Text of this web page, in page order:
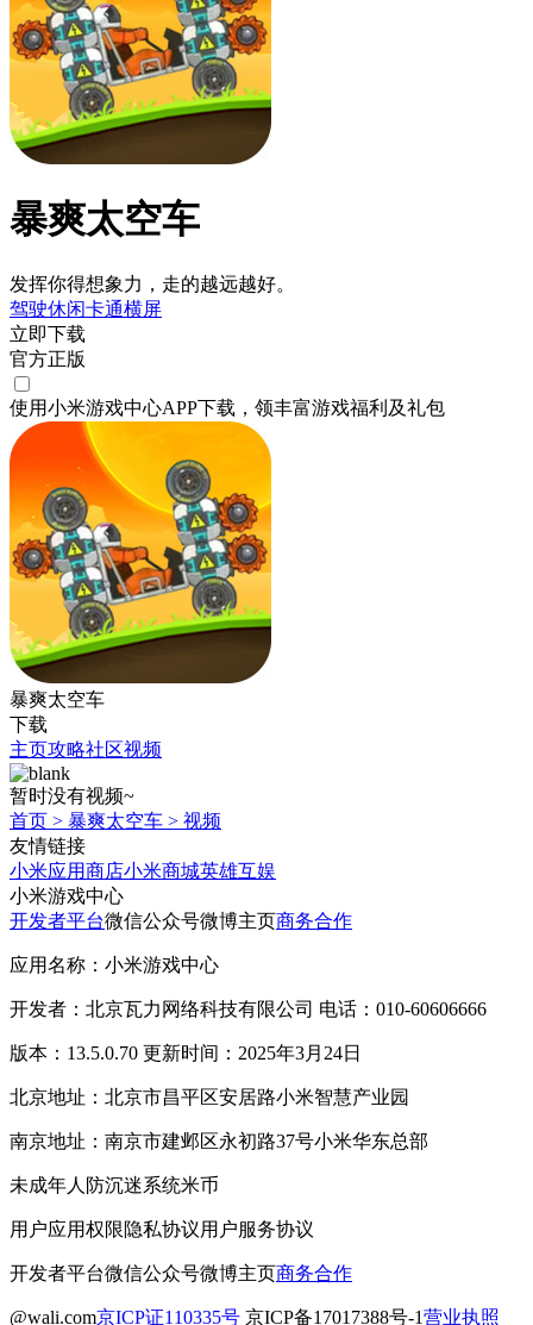
暴爽太空车
发挥你得想象力，走的越远越好。
驾驶休闲卡通横屏
立即下载
官方正版
使用小米游戏中心APP下载 ，领丰富游戏福利 及礼包
暴爽太空车
下载
主页攻略社区视频
暂时没有视频~
首页 > 暴爽太空车 > 视频
友情链接
小米应用商店小米商城英雄互娱
小米游戏中心
开发者平台微信公众号微博主页商务合作
应用名称：小米游戏中心
开发者：北京瓦力网络科技有限公司 电话：010-60606666
版本：13.5.0.70 更新时间：2025年3月24日
北京地址：北京市昌平区安居路小米智慧产业园
南京地址：南京市建邺区永初路37号小米华东总部
未成年人防沉迷系统米币
用户应用权限隐私协议用户服务协议
开发者平台微信公众号微博主页商务合作
@wali.com京ICP证110335号 京ICP备17017388号-1营业执照